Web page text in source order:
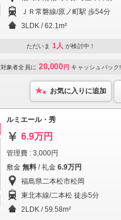
ＪＲ常磐線/原ノ町駅 歩54分
3LDK / 62.1m²
ただいま 1人 が検討中！
対象者全員に 20,000 円 キャッシュバック!
お気に入りに追加
ルミエール・秀
6.9万円
管理費 : 3,000円
敷金 無料 / 礼金 6.9万円
福島県二本松市松岡
東北本線/二本松 徒歩5分
2LDK / 59.58m²